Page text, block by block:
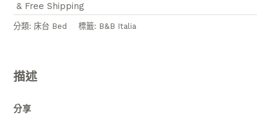
& Free Shipping
分類: 床台 Bed 標籤: B&B Italia
描述
分享